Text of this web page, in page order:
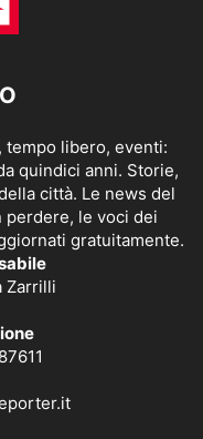
tempo libero, eventi:
quindici anni. Storie,
città. Le news del
perdere, le voci dei
gratuitamente.
Zarrilli